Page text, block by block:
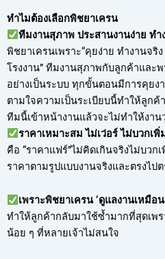
ทำไมต้องเลือกพิชยาเครน
ทีมงานสุภาพ ประสานงานง่าย ทำ
พิชยาเครนเพราะ“คุยง่าย ทำงานจริ
โรงงาน” ทีมงานสุภาพกับลูกค้าและ
อย่างเป็นระบบ ทุกขั้นตอนมีการคุยง
ตามใจความเป็นระเบียบนี้ทำให้ลูกค้
ทีมนี้เข้าหน้างานแล้วจะไม่ทำให้งาน
ราคาเหมาะสม ไม่เว่อร์ ไม่บวกเ
คือ “ราคาแฟร์”ไม่คิดเกินจริงไม่บว
ราคาตามรูปแบบงานจริงและตรงไปต
เพราะพิชยาเครน ‘ดูแลงานเหมือ
ทำให้ลูกค้ากลับมาใช้ซ้ำมากที่สุดเพร
น้อย ๆ ที่หลายเจ้าไม่สนใจ